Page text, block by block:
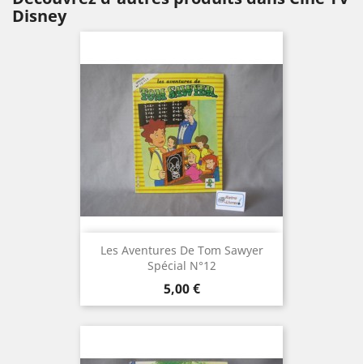
Disney
Les Aventures De Tom Sawyer
Spécial N°12
Prix
5,00 €